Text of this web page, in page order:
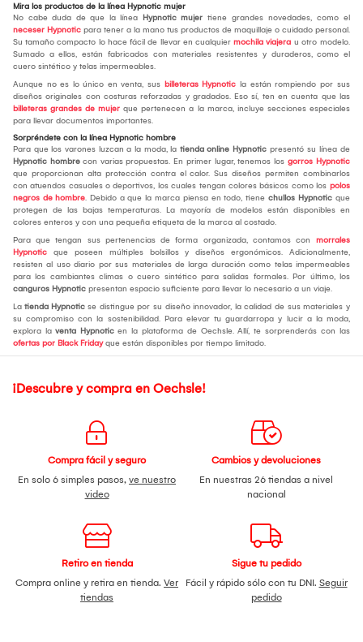
Mira los productos de la línea Hypnotic mujer
No cabe duda de que la línea Hypnotic mujer tiene grandes novedades, como el
neceser Hypnotic para tener a la mano tus productos de maquillaje o cuidado personal.
Su tamaño compacto lo hace fácil de llevar en cualquier mochila viajera u otro modelo.
Sumado a ellos, están fabricados con materiales resistentes y duraderos, como el
cuero sintético y telas impermeables.
Aunque no es lo único en venta, sus billeteras Hypnotic la están rompiendo por sus
diseños originales con costuras reforzadas y gradados. Eso sí, ten en cuenta que las
billeteras grandes de mujer que pertenecen a la marca, incluye secciones especiales
para llevar documentos importantes.
Sorpréndete con la línea Hypnotic hombre
Para que los varones luzcan a la moda, la tienda online Hypnotic presentó su línea de
Hypnotic hombre con varias propuestas. En primer lugar, tenemos los gorros Hypnotic
que proporcionan alta protección contra el calor. Sus diseños permiten combinarlos
con atuendos casuales o deportivos, los cuales tengan colores básicos como los polos
negros de hombre. Debido a que la marca piensa en todo, tiene chullos Hypnotic que
protegen de las bajas temperaturas. La mayoría de modelos están disponibles en
colores enteros y con una pequeña etiqueta de la marca al costado.
Para que tengan sus pertenencias de forma organizada, contamos con morrales
Hypnotic que poseen múltiples bolsillos y diseños ergonómicos. Adicionalmente,
resisten al uso diario por sus materiales de larga duración como telas impermeables
para los cambiantes climas o cuero sintético para salidas formales. Por último, los
canguros Hypnotic presentan espacio suficiente para llevar lo necesario a un viaje.
La tienda Hypnotic se distingue por su diseño innovador, la calidad de sus materiales y
su compromiso con la sostenibilidad. Para elevar tu guardarropa y lucir a la moda,
explora la venta Hypnotic en la plataforma de Oechsle. Allí, te sorprenderás con las
ofertas por Black Fridayque están disponibles por tiempo limitado.
¡Descubre y compra en Oechsle!
Compra fácil y seguro
En solo 6 simples pasos, ve nuestro
video
Cambios y devoluciones
En nuestras 26 tiendas a nivel
nacional
Retiro en tienda
Compra online y retira en tienda. Ver
tiendas
Sigue tu pedido
Fácil y rápido sólo con tu DNI. Seguir
pedido